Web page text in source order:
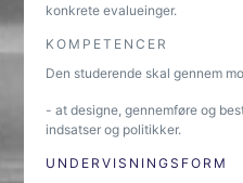
konkrete evalueinger.
KOMPETENCER
Den studerende skal gennem
- at designe, gennemføre og
indsatser og politikker.
UNDERVISNINGSFORM